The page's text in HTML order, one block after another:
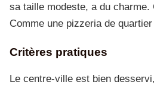
sa taille modeste, a du
Comme une pizzeria de
Critères pratiques
Le centre-ville est bien